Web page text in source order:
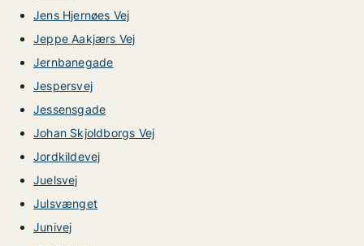
Jens Hjernøes Vej
Jeppe Aakjærs Vej
Jernbanegade
Jespersvej
Jessensgade
Johan Skjoldborgs Vej
Jordkildevej
Juelsvej
Julsvænget
Junivej